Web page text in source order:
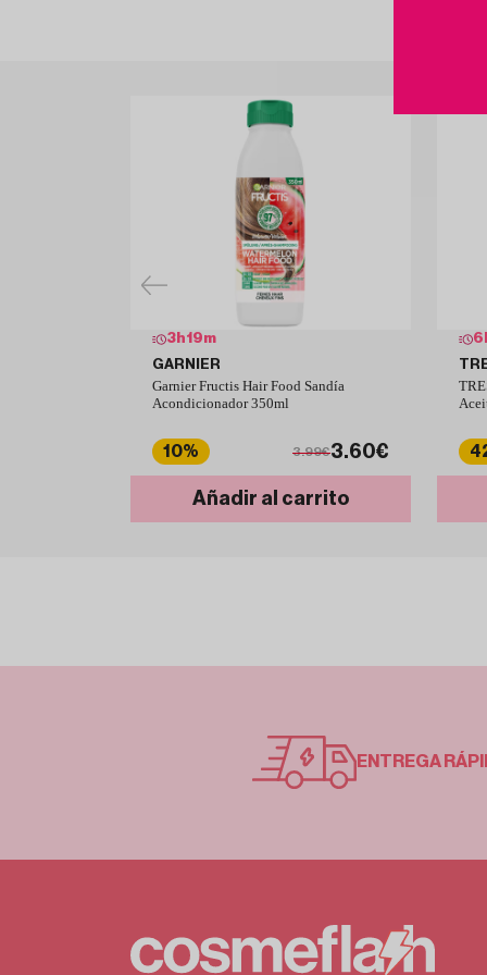
3 h19m
GARNIER
Garnier Fructis Hair Food Sandía
Acondicionador 350ml
10% 3.99€3.60€
Añadir al carrito
6
ENTREGA